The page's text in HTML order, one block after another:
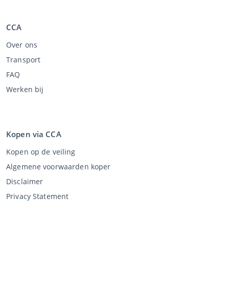
CCA
Over ons
Transport
FAQ
Werken bij
Kopen via CCA
Kopen op de veiling
Algemene voorwaarden koper
Disclaimer
Privacy Statement